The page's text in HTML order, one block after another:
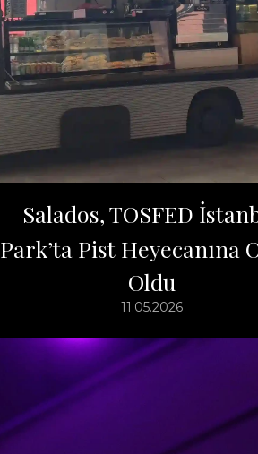
Salados, TOSFED
Park’ta Pist Heyecanına
Oldu
11.05.2026